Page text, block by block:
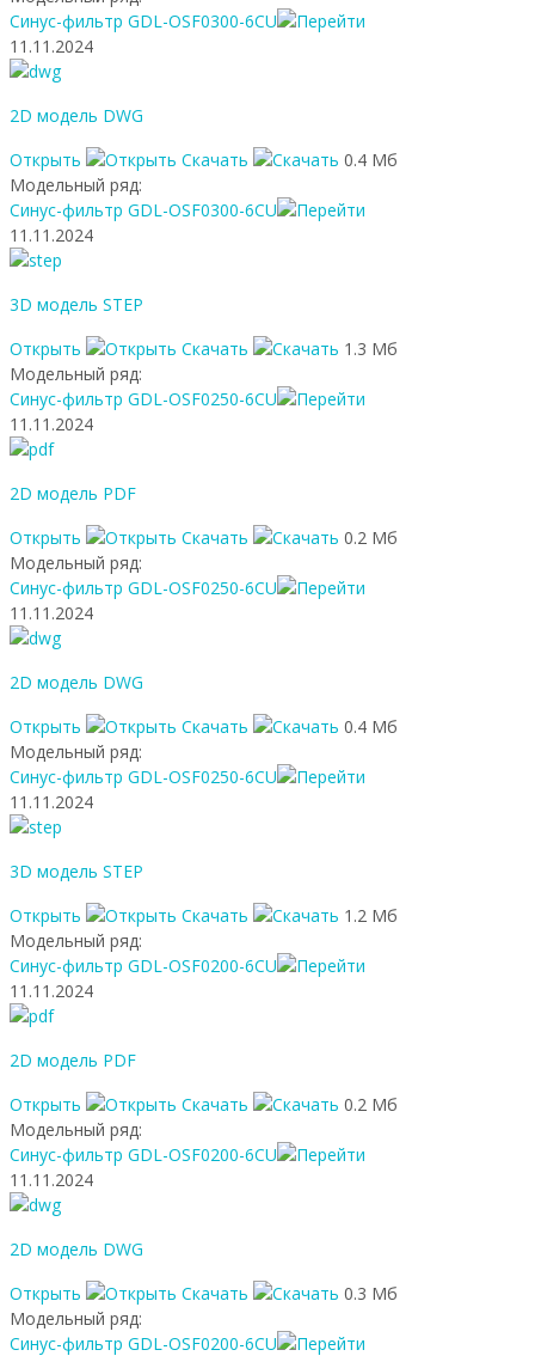
Синус-фильтр GDL-OSF0300-6CU
11.11.2024
2D модель DWG
Открыть
Скачать
0.4 Мб
Модельный ряд:
Синус-фильтр GDL-OSF0300-6CU
11.11.2024
3D модель STEP
Открыть
Скачать
1.3 Мб
Модельный ряд:
Синус-фильтр GDL-OSF0250-6CU
11.11.2024
2D модель PDF
Открыть
Скачать
0.2 Мб
Модельный ряд:
Синус-фильтр GDL-OSF0250-6CU
11.11.2024
2D модель DWG
Открыть
Скачать
0.4 Мб
Модельный ряд:
Синус-фильтр GDL-OSF0250-6CU
11.11.2024
3D модель STEP
Открыть
Скачать
1.2 Мб
Модельный ряд:
Синус-фильтр GDL-OSF0200-6CU
11.11.2024
2D модель PDF
Открыть
Скачать
0.2 Мб
Модельный ряд:
Синус-фильтр GDL-OSF0200-6CU
11.11.2024
2D модель DWG
Открыть
Скачать
0.3 Мб
Модельный ряд:
Синус-фильтр GDL-OSF0200-6CU